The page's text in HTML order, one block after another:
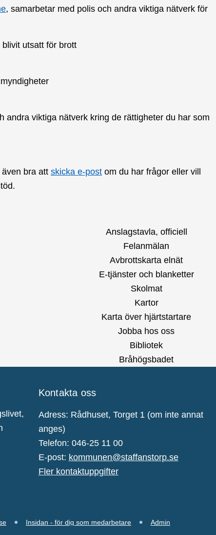
, samarbetar med polis och andra viktiga nätverk för
utsatt för brott
andra viktiga nätverk kring de rättigheter du har som
bra att skicka e-post om du har frågor eller vill
Anslagstavla, officiell
Felanmälan
Avbrottskarta elnät
E-tjänster och blanketter
Skolmat
Kartor
Karta över hjärtstartare
Jobba hos oss
Bibliotek
Bråhögsbadet
Kontakta oss
Adress: Rådhuset, Torget 1 (om inte annat
anges)
Telefon: 046-25 11 00
E-post: kommunen@staffanstorp.se
Fler kontaktuppgifter
Insidan - för dig som medarbetare Admin